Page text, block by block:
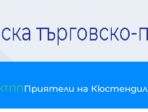
Приятели на Кюстендил